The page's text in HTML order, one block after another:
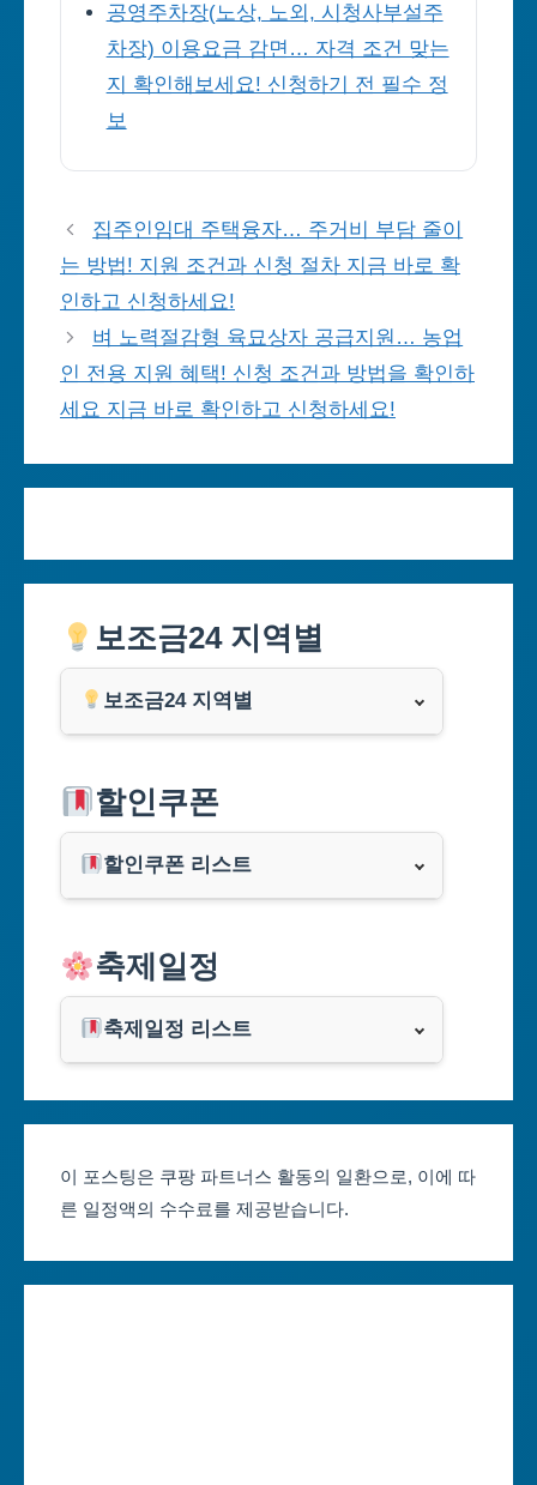
공영주차장(노상, 노외, 시청사부설주
차장) 이용요금 감면… 자격 조건 맞는
지 확인해보세요! 신청하기 전 필수 정
보
집주인임대 주택융자… 주거비 부담 줄이
는 방법! 지원 조건과 신청 절차 지금 바로 확
인하고 신청하세요!
벼 노력절감형 육묘상자 공급지원… 농업
인 전용 지원 혜택! 신청 조건과 방법을 확인하
세요 지금 바로 확인하고 신청하세요!
보조금24 지역별
보조금24 지역별
부산광역시
대구광역시
인천광역시
광주광역시
대전광역시
할인쿠폰
할인쿠폰 리스트
쿠팡
클룩
축제일정
축제일정 리스트
대구축제 일정
인천축제 일정
이 포스팅은 쿠팡 파트너스 활동의 일환으로, 이에 따
른 일정액의 수수료를 제공받습니다.